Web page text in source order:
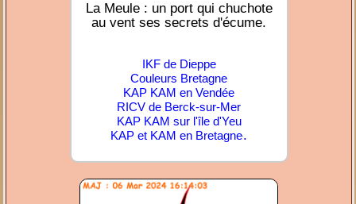
La Meule : un port qui chuchote
au vent ses secrets d'écume.
IKF de Dieppe
Couleurs Bretagne
KAP KAM en Vendée
RICV de Berck-sur-Mer
KAP KAM sur l'île d'Yeu
KAP et KAM en Bretagne.